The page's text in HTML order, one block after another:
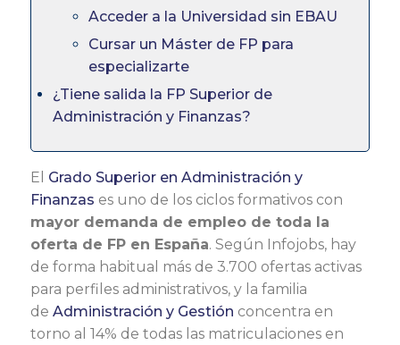
Acceder a la Universidad sin EBAU
Cursar un Máster de FP para
especializarte
¿Tiene salida la FP Superior de
Administración y Finanzas?
El Grado Superior en Administración y
Finanzas es uno de los ciclos formativos con
mayor demanda de empleo de toda la
oferta de FP en España. Según Infojobs, hay
de forma habitual más de 3.700 ofertas activas
para perfiles administrativos, y la familia
de Administración y Gestión concentra en
torno al 14% de todas las matriculaciones en